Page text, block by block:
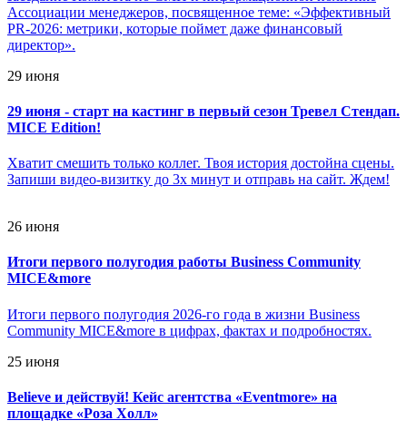
Ассоциации менеджеров, посвященное теме: «Эффективный
PR-2026: метрики, которые поймет даже финансовый
директор».
29 июня
29 июня - старт на кастинг в первый сезон Тревел Стендап.
MICE Edition!
Хватит смешить только коллег. Твоя история достойна сцены.
Запиши видео-визитку до 3х минут и отправь на сайт. Ждем!
26 июня
Итоги первого полугодия работы Business Community
MICE&more
Итоги первого полугодия 2026-го года в жизни Business
Community MICE&more в цифрах, фактах и подробностях.
25 июня
Believe и действуй! Кейс агентства «Eventmore» на
площадке «Роза Холл»